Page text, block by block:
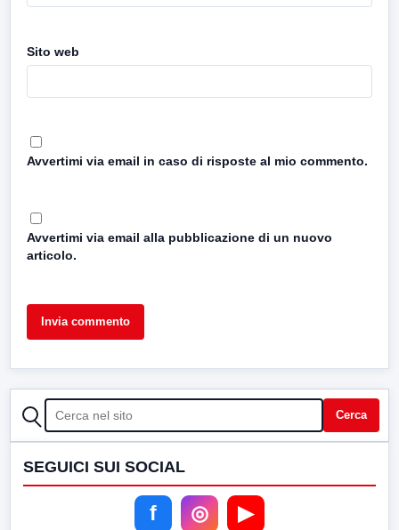
Sito web
Avvertimi via email in caso di risposte al mio commento.
Avvertimi via email alla pubblicazione di un nuovo
articolo.
CERCA Cerca
SEGUICI SUI SOCIAL
f ◎ ▶